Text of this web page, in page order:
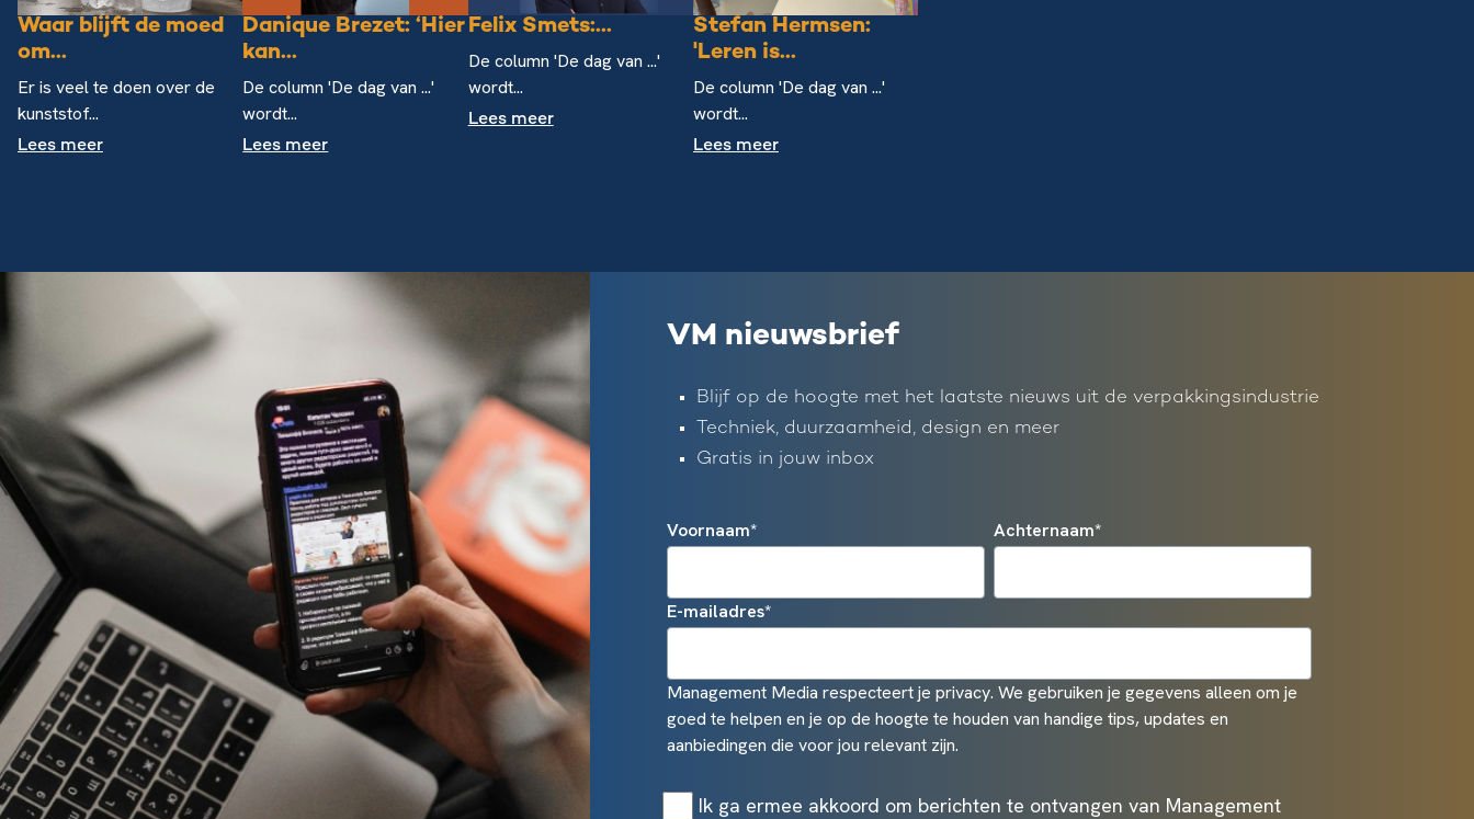
Waar blijft de moed
om...
Er is veel te doen over de
kunststof...
Lees meer
Danique Brezet: ‘Hier
kan...
De column 'De dag van ...'
wordt...
Lees meer
Felix Smets:...
De column 'De dag van ...'
wordt...
Lees meer
Stefan Hermsen:
'Leren is...
De column 'De dag van ...'
wordt...
Lees meer
VM nieuwsbrief
Blijf op de hoogte met het laatste nieuws uit de verpakkingsindustrie
Techniek, duurzaamheid, design en meer
Gratis in jouw inbox
Voornaam* Achternaam*
E-mailadres*
Management Media respecteert je privacy. We gebruiken je gegevens alleen om je
goed te helpen en je op de hoogte te houden van handige tips, updates en
aanbiedingen die voor jou relevant zijn.
Ik ga ermee akkoord om berichten te ontvangen van Management